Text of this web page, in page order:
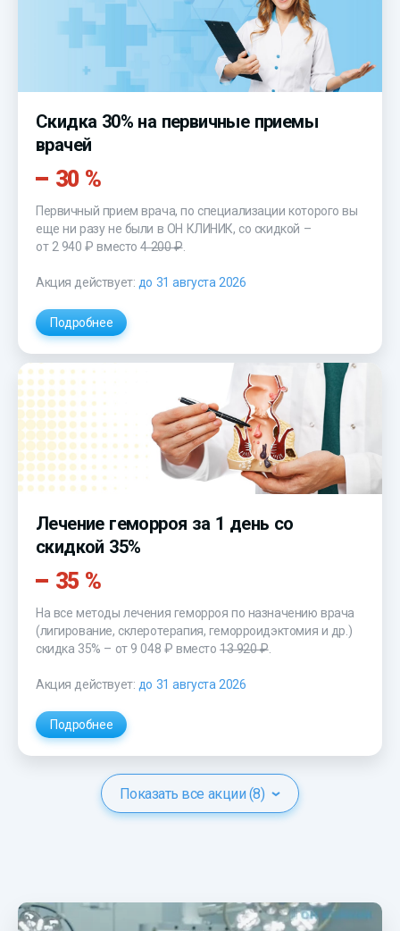
Скидка 30% на первичные приемы
врачей
30 %
Первичный прием врача, по специализации которого вы
еще ни разу не были в ОН КЛИНИК, со скидкой –
от 2 940 ₽ вместо4 200 ₽.
Акция действует: до 31 августа 2026
Подробнее
Лечение геморроя за 1 день со
скидкой 35%
35 %
На все методы лечения геморроя по назначению врача
(лигирование, склеротерапия, геморроидэктомия и др.)
скидка 35% – от 9 048 ₽ вместо 13 920 ₽.
Акция действует: до 31 августа 2026
Подробнее
Показать все акции (8)